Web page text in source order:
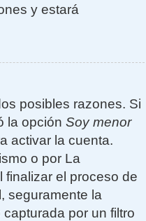
y estará
posibles razones. Si
la opción Soy menor
activar la cuenta.
o por La
finalizar el proceso de
seguramente la
por un filtro